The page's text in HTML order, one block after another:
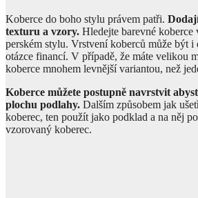
Koberce do boho stylu právem patři.
texturu a vzory. Hledejte barevné koberce
perském stylu. Vrstvení koberců může být i
otázce financí. V případě, že máte velikou
koberce mnohem levnější variantou, než
Koberce můžete postupně navrstvit
plochu podlahy. Dalším způsobem jak
koberec, ten použít jako podklad a na něj
vzorovaný koberec.